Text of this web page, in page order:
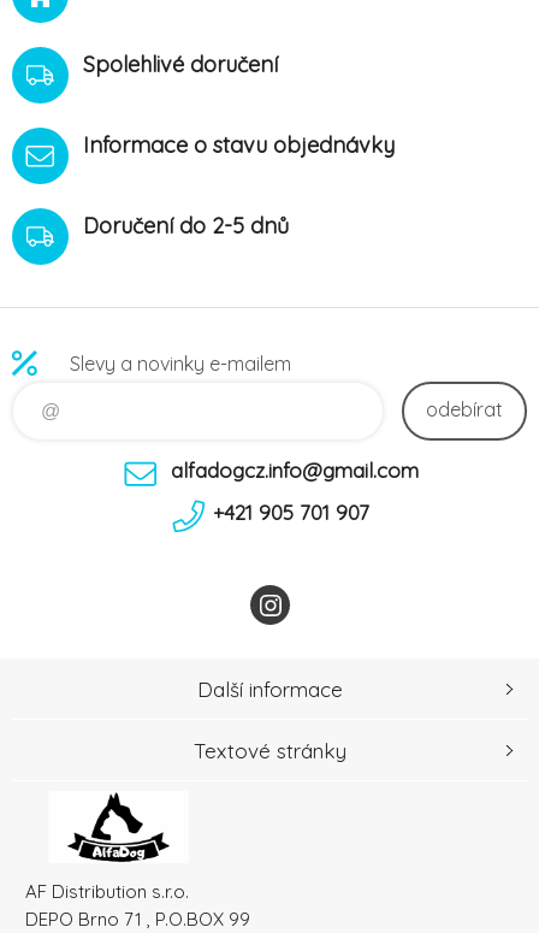
Spolehlivé doručení
Informace o stavu objednávky
Doručení do 2-5 dnů
Slevy a novinky e-mailem
odebírat
alfadogcz.info@gmail.com
+421 905 701 907
AF Distribution s.r.o.
DEPO Brno 71 , P.O.BOX 99
Další informace
Textové stránky